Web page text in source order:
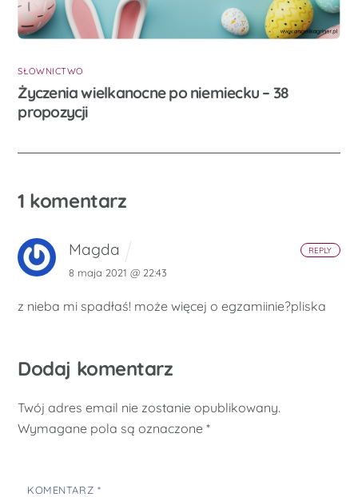
SŁOWNICTWO
Życzenia wielkanocne po niemiecku – 38
propozycji
1 komentarz
Magda
8 maja 2021 @ 22:43
z nieba mi spadłaś! może więcej o egzamiinie?pliska
REPLY
Dodaj komentarz
Twój adres email nie zostanie opublikowany.
Wymagane pola są oznaczone*
KOMENTARZ *